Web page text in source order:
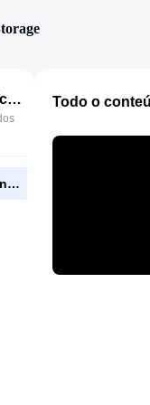
[nunadrama] Romantic Boyfriend Episode 3.480p.mp4
[nunadrama] Romantic Boyfriend Episode 3.480p.mp4
Todo o